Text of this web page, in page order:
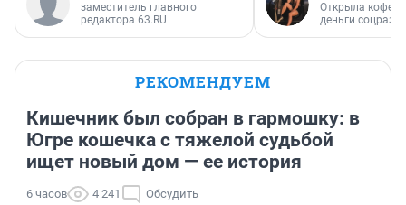
заместитель главного
редактора 63.RU
Открыла
деньги
РЕКОМЕНДУЕМ
Кишечник был собран в гармошку: в
Югре кошечка с тяжелой судьбой
ищет новый дом — ее история
6 часов 4 241 Обсудить